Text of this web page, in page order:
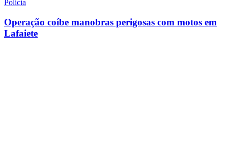
Polícia
Operação coíbe manobras perigosas com motos em
Lafaiete